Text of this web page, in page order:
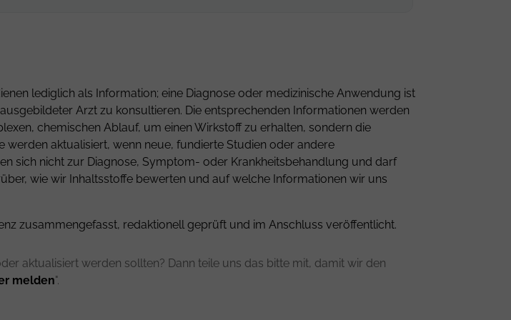
lediglich als Information; eine Diagnose oder medizinische Anwendung ist
Arzt zu konsultieren. Die entsprechenden Informationen werden
chemischen Ablauf, um einen Wirkstoff zu erhalten, sondern die
aktualisiert, wenn neue, fundierte Studien oder andere
sich nicht zur Diagnose, Symptom- oder Krankheitsbehandlung und darf
wie wir Inhaltsstoffe bewerten und auf welche Informationen wir uns
zusammengefasst, redaktionell geprüft und im Anschluss veröffentlicht.
aktualisiert werden sollten? Dann teile uns das bitte mit, damit wir den
melden".